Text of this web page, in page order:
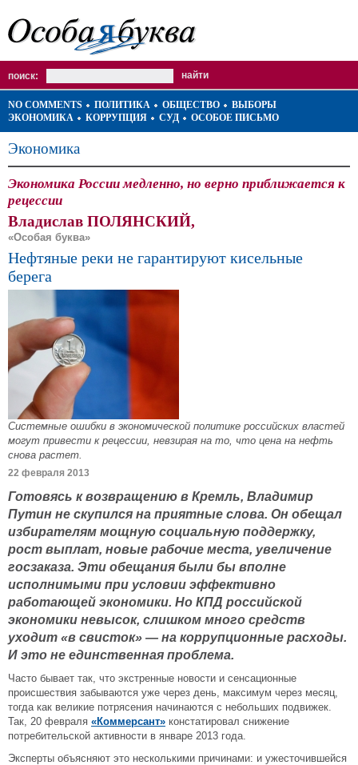
поиск:
NO COMMENTS ПОЛИТИКА ОБЩЕСТВО
ВЫБОРЫ
ЭКОНОМИКА
КОРРУПЦИЯ СУД ОСОБОЕ ПИСЬМО
Экономика
Экономика России медленно, но верно приближается к
рецессии
Владислав ПОЛЯНСКИЙ,
«Особая буква»
Нефтяные реки не гарантируют кисельные
берега
Системные ошибки в экономической политике российских властей
могут привести к рецессии, невзирая на то, что цена на нефть
снова растет.
22 февраля 2013
Готовясь к возвращению в Кремль, Владимир
Путин не скупился на приятные слова. Он обещал
избирателям мощную социальную поддержку,
рост выплат, новые рабочие места, увеличение
госзаказа. Эти обещания были бы вполне
исполнимыми при условии эффективно
работающей экономики. Но КПД российской
экономики невысок, слишком много средств
уходит «в свисток» — на коррупционные расходы.
И это не единственная проблема.
Часто бывает так, что экстренные новости и сенсационные
происшествия забываются уже через день, максимум через месяц,
тогда как великие потрясения начинаются с небольших подвижек.
Так, 20 февраля «Коммерсант» констатировал снижение
потребительской активности в январе 2013 года.
Эксперты объясняют это несколькими причинами: и ужесточившейся